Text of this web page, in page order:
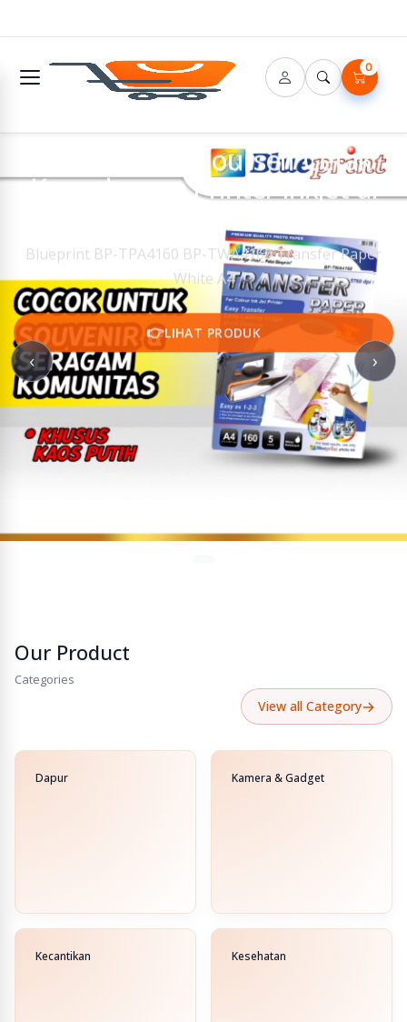
0
🔌 DIY - Do It Yourself Cetak
Kaos dengan Printer Inkjet di
Blueprint BP-TPA4160 BP-TWA4160 Transfer Paper
White A4
👉LIHAT PRODUK
‹ ›
Our Product
Categories
View all Category→
Dapur Kamera & Gadget
Kecantikan Kesehatan